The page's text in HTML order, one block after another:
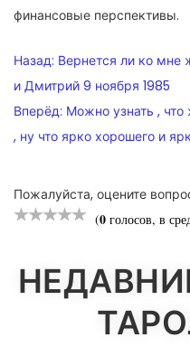
финансовые перспективы.
НАВИГАЦИЯ
ПО
ЗАПИСЯМ
Назад: Вернется ли ко мне
и Дмитрий 9 ноября 1985
Вперёд: Можно узнать ,
, ну что ярко хорошего и
Пожалуйста, оцените
(0 голосов, в